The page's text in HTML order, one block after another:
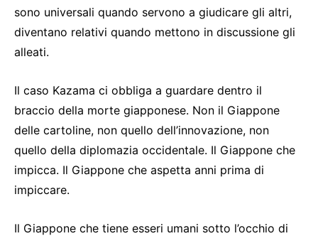
sono universali quando servono a giudicare gli altri,
diventano relativi quando mettono in discussione gli
alleati.
Il caso Kazama ci obbliga a guardare dentro il
braccio della morte giapponese. Non il Giappone
delle cartoline, non quello dell’innovazione, non
quello della diplomazia occidentale. Il Giappone che
impicca. Il Giappone che aspetta anni prima di
impiccare.
Il Giappone che tiene esseri umani sotto l’occhio di